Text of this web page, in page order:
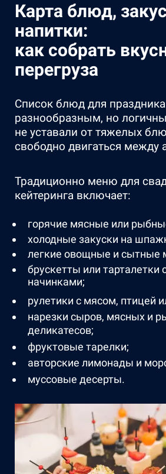
Карта блюд,
напитки:
как собрать
перегруза
Список блюд для
разнообразным, но
не уставали от тяжелых
свободно двигаться между
Традиционно меню для
кейтеринга включает:
горячие мясные или
холодные закуски на
легкие овощные и сытные
брускетты или тарталетки
начинками;
рулетики с мясом, птицей
нарезки сыров, мясных и
деликатесов;
фруктовые тарелки;
авторские лимонады и
муссовые десерты.